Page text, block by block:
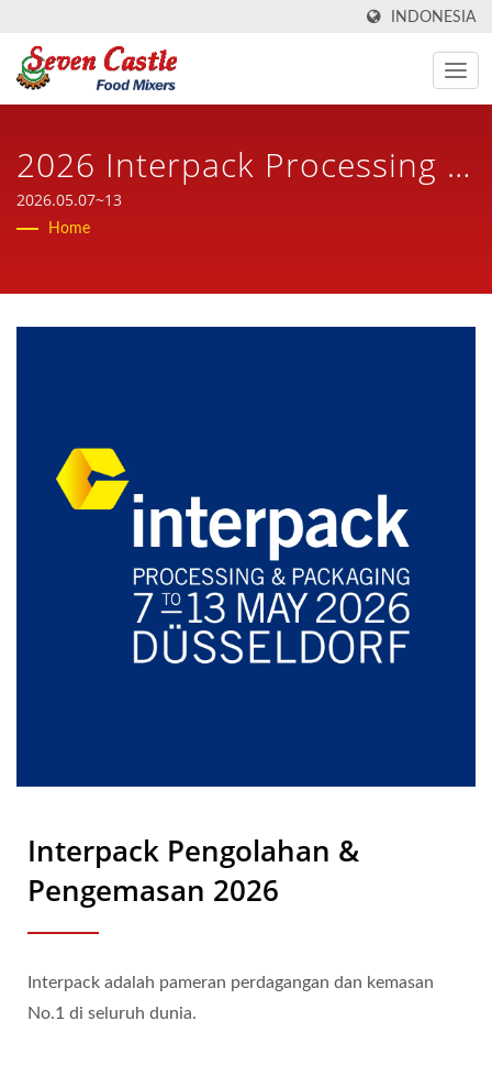
INDONESIA
2026 Interpack Processing &
Packing / Produsen Mixer
Pengolahan Makanan
Berbasis Taiwan Selama
2026.05.07~13
Home
Interpack Pengolahan &
Pengemasan 2026
Interpack adalah pameran perdagangan dan kemasan
No.1 di seluruh dunia.